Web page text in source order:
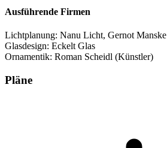
Ausführende Firmen
Lichtplanung: Nanu Licht, Gernot Manske
Glasdesign: Eckelt Glas
Ornamentik: Roman Scheidl (Künstler)
Pläne